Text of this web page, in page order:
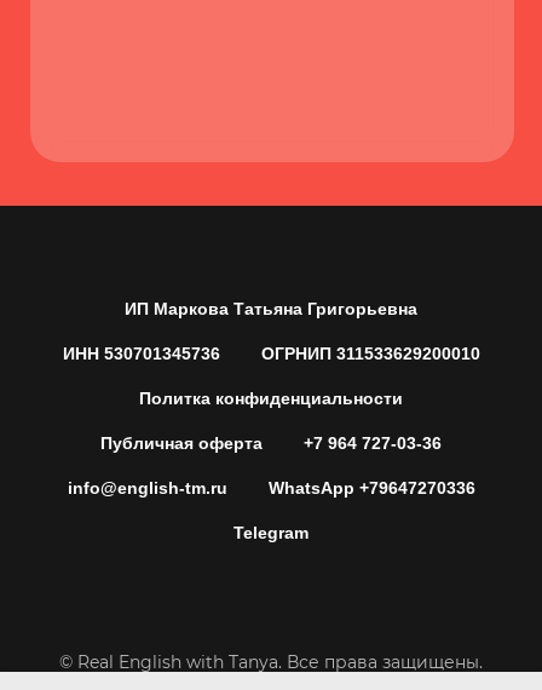
ИП Маркова Татьяна Григорьевна
ИНН 530701345736 ОГРНИП 311533629200010
Политка конфиденциальности
Публичная оферта +7 964 727-03-36
info@english-tm.ru WhatsApp +79647270336
Telegram
© Real English with Tanya. Все права защищены.